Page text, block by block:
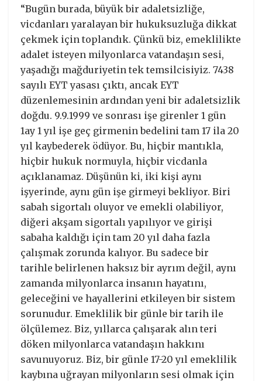
“Bugün burada, büyük bir adaletsizliğe,
vicdanları yaralayan bir hukuksuzluğa dikkat
çekmek için toplandık. Çünkü biz, emeklilikte
adalet isteyen milyonlarca vatandaşın sesi,
yaşadığı mağduriyetin tek temsilcisiyiz. 7438
sayılı EYT yasası çıktı, ancak EYT
düzenlemesinin ardından yeni bir adaletsizlik
doğdu. 9.9.1999 ve sonrası işe girenler 1 gün
1ay 1 yıl işe geç girmenin bedelini tam 17 ila 20
yıl kaybederek ödüyor. Bu, hiçbir mantıkla,
hiçbir hukuk normuyla, hiçbir vicdanla
açıklanamaz. Düşünün ki, iki kişi aynı
işyerinde, aynı gün işe girmeyi bekliyor. Biri
sabah sigortalı oluyor ve emekli olabiliyor,
diğeri akşam sigortalı yapılıyor ve girişi
sabaha kaldığı için tam 20 yıl daha fazla
çalışmak zorunda kalıyor. Bu sadece bir
tarihle belirlenen haksız bir ayrım değil, aynı
zamanda milyonlarca insanın hayatını,
geleceğini ve hayallerini etkileyen bir sistem
sorunudur. Emeklilik bir günle bir tarih ile
ölçülemez. Biz, yıllarca çalışarak alın teri
döken milyonlarca vatandaşın hakkını
savunuyoruz. Biz, bir günle 17-20 yıl emeklilik
kaybına uğrayan milyonların sesi olmak için